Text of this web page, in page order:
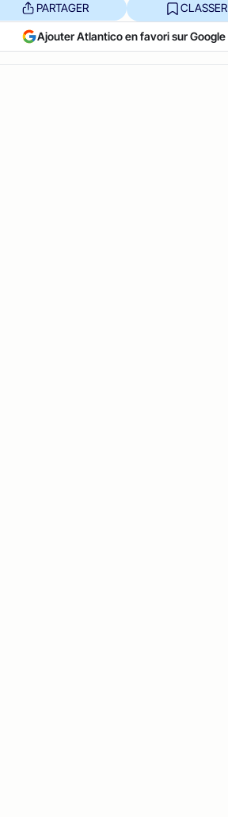
PARTAGER CLASSER
Ajouter Atlantico en favori sur Google